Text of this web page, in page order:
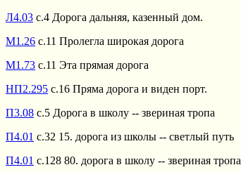
Л4.03 с.4 Дорога дальняя, казенный дом.
М1.26 с.11 Пролегла широкая дорога
М1.73 с.11 Эта прямая дорога
НП2.295 с.16 Пряма дорога и виден порт.
П3.08 с.5 Дорога в школу -- звериная тропа
П4.01 с.32 15. дорога из школы -- светлый путь
П4.01 с.128 80. дорога в школу -- звериная тропа